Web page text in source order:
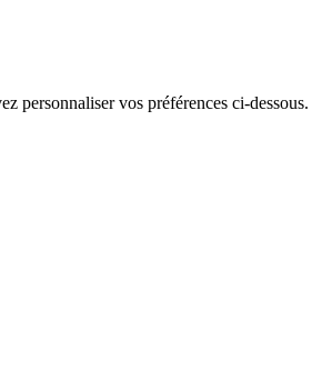
personnaliser vos préférences ci-dessous.